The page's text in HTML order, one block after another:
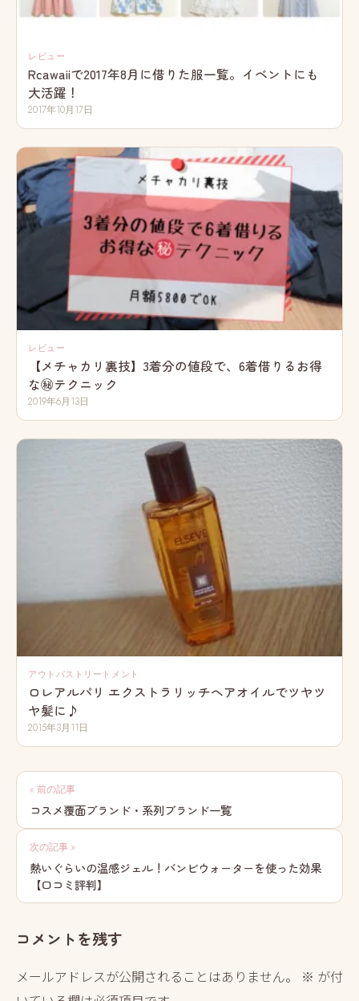
レビュー
Rcawaiiで2017年8月に借りた服一覧。イベントにも
大活躍！
2017年10月17日
レビュー
【メチャカリ裏技】3着分の値段で、6着借りるお得
な㊙テクニック
2019年6月13日
アウトバストリートメント
ロレアルパリ エクストラリッチヘアオイルでツヤツ
ヤ髪に♪
2015年3月11日
投
稿
ナ
ビ
ゲ
シ
ョ
« 前の記事
コスメ覆面ブランド・系列ブランド一覧
次の記事 »
熱いぐらいの温感ジェル！バンビウォーターを使った効果
【口コミ評判】
コメントを残す
メールアドレスが公開されることはありません。 ※ が付